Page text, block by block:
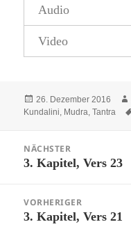
Audio
Video
Veröffentlicht
am
26. Dezember 2016
Kundalini, Mudra, Tantra
NÄCHSTER
Nächster
3. Kapitel, Vers 23
VORHERIGER
Vorheriger
3. Kapitel, Vers 21